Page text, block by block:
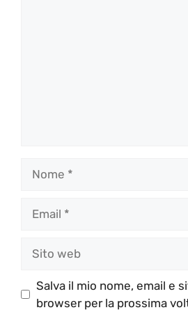
web
Salva il mio nome, email e
browser per la prossima